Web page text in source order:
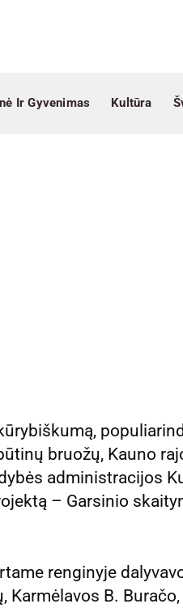
Ir Gyvenimas Kultūra
bruožų, Kauno
administracijos
– Garsinio
renginyje
Karmėlavos B.